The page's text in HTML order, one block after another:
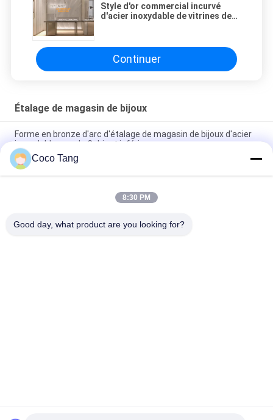
Style d'or commercial incurvé
d'acier inoxydable de vitrines de
Continuer
Étalage de magasin de bijoux
Forme en bronze d'arc d'étalage de magasin de bijoux d'acier
inoxydable avec le Cabinet inférieur
Affichage en bronze de magasin d'étalage de magasin de
bijoux SS304 pour le verre de montre
Étalage titanique de magasin de bijoux de noir d'ODM avec la
Coco Tang
8:30 PM
Good day, what product are you looking for?